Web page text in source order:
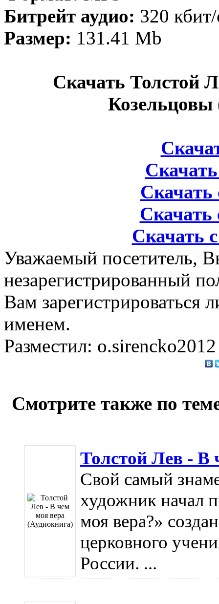
Битрейт аудио: 320
Размер: 131.41 Mb
Скачать Толстой
Козельцовы
Скачать
Скачать
Скачать
Уважаемый посетитель,
незарегистрированный
Вам зарегистрироваться
именем.
Разместил: o.sirencko2012
Смотрите также по
Толстой Лев - В
Свой самый
художник начал
моя вера?»
церковного
России. ...